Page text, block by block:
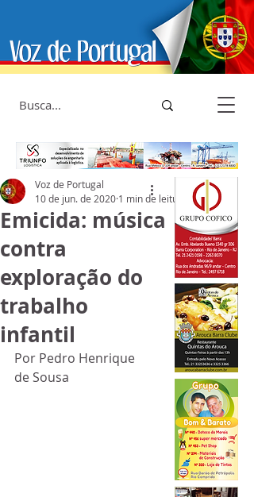
Emicida: música
contra
exploração do
trabalho
infantil
Voz de Portugal
10 de jun. de 2020 1 min de leitura
Por Pedro Henrique
de Sousa